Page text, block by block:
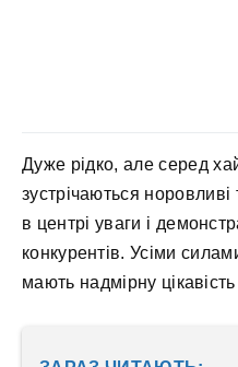
Дуже рідко, але серед
зустрічаються
в центрі уваги і
конкурентів. Усіми
мають надмірну